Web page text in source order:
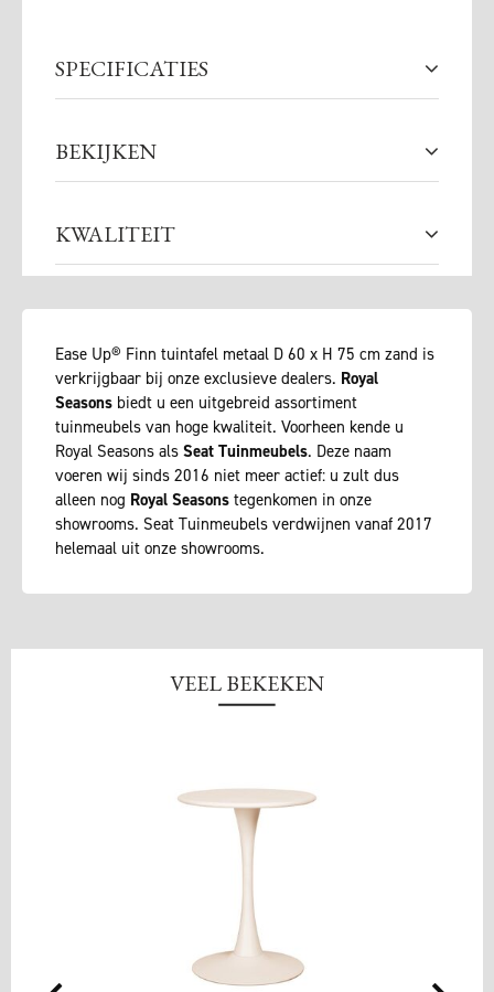
SPECIFICATIES
BEKIJKEN
KWALITEIT
Ease Up® Finn tuintafel metaal D 60 x H 75 cm zand is
verkrijgbaar bij onze exclusieve dealers. Royal
Seasons biedt u een uitgebreid assortiment
tuinmeubels van hoge kwaliteit. Voorheen kende u
Royal Seasons als Seat Tuinmeubels. Deze naam
voeren wij sinds 2016 niet meer actief: u zult dus
alleen nog Royal Seasons tegenkomen in onze
showrooms. Seat Tuinmeubels verdwijnen vanaf 2017
helemaal uit onze showrooms.
VEEL BEKEKEN